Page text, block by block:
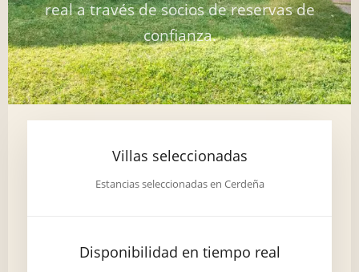
real a través de socios de reservas de
confianza.
Villas seleccionadas
Estancias seleccionadas en Cerdeña
Disponibilidad en tiempo real